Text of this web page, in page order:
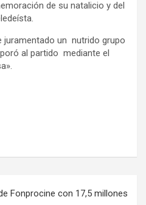
de su natalicio y del
juramentado un nutrido grupo
al partido mediante el
Fonprocine con 17,5 millones